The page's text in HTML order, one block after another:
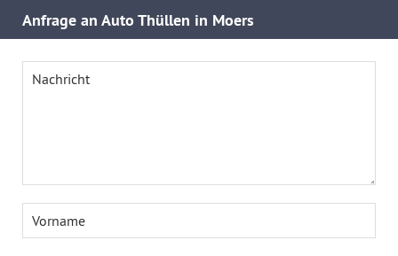
Anfrage an Auto Thüllen in Moers
Nachricht
Vorname